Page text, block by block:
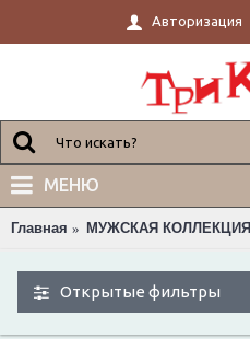
Авторизация
МЕНЮ
Главная МУЖСКАЯ КОЛЛЕКЦИЯ
Открытые фильтры